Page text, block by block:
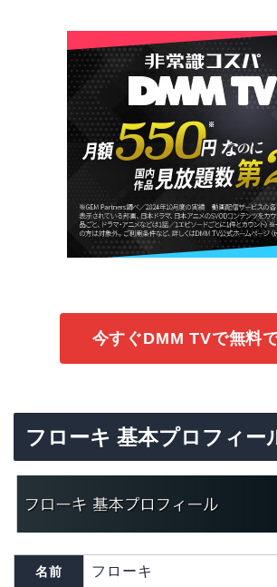
今すぐDMM TVで無料
フローキ 基本プロフィー
名前 フローキ